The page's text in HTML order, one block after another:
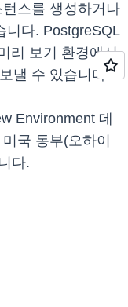
스를 생성하거나
니다. PostgreSQL
리 보기 환경에서
낼 수 있습니다.
Environment 데
국 동부(오하이
다.